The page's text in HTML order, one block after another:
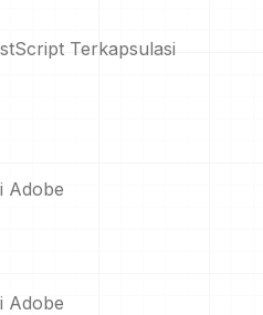
Terkapsulasi
Adobe
Adobe